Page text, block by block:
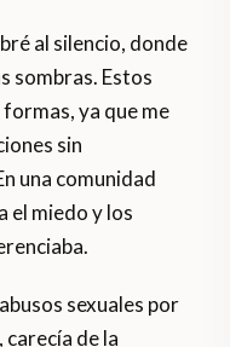
al silencio, donde
sombras. Estos
ya que me
sin
una comunidad
el miedo y los
sexuales por
de la